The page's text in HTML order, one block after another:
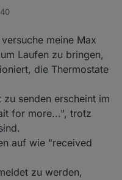
meine Max
Laufen zu bringen,
die Thermostate
senden erscheint im
for more...", trotz
auf wie "received
zu werden,